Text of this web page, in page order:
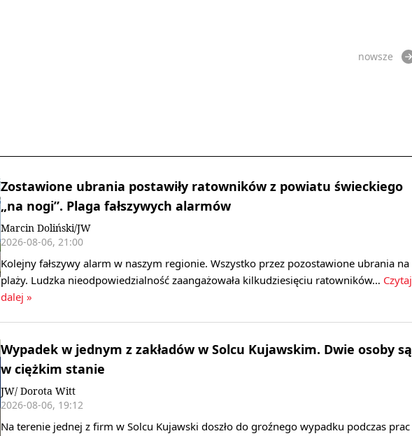
nowsze
Zostawione ubrania postawiły ratowników z powiatu świeckiego
„na nogi”. Plaga fałszywych alarmów
Marcin Doliński/JW
2026-08-06, 21:00
Kolejny fałszywy alarm w naszym regionie. Wszystko przez pozostawione ubrania na
plaży. Ludzka nieodpowiedzialność zaangażowała kilkudziesięciu ratowników… Czytaj
dalej »
Wypadek w jednym z zakładów w Solcu Kujawskim. Dwie osoby są
w ciężkim stanie
JW/ Dorota Witt
2026-08-06, 19:12
Na terenie jednej z firm w Solcu Kujawski doszło do groźnego wypadku podczas prac